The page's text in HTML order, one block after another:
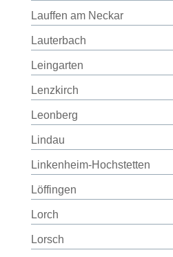
Lauffen am Neckar
Lauterbach
Leingarten
Lenzkirch
Leonberg
Lindau
Linkenheim-Hochstetten
Löffingen
Lorch
Lorsch